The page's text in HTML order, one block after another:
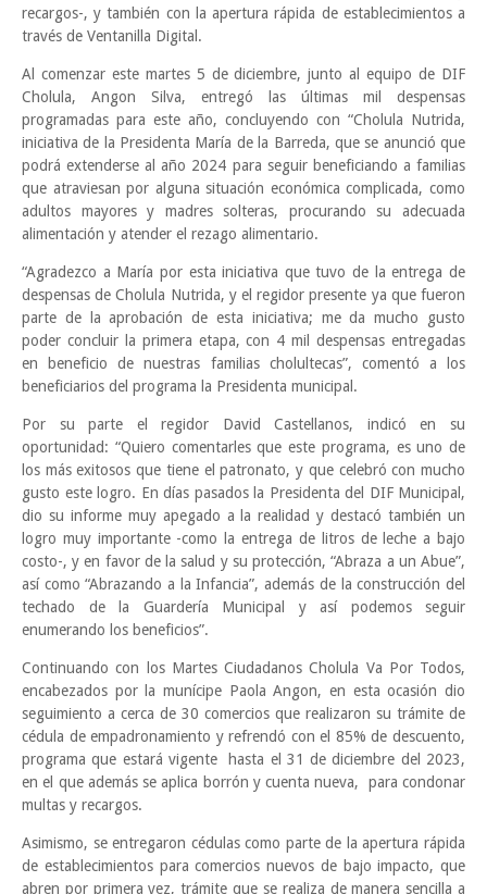
recargos-, y también con la apertura rápida de establecimientos a
través de Ventanilla Digital.
Al comenzar este martes 5 de diciembre, junto al equipo de DIF
Cholula, Angon Silva, entregó las últimas mil despensas
programadas para este año, concluyendo con “Cholula Nutrida,
iniciativa de la Presidenta María de la Barreda, que se anunció que
podrá extenderse al año 2024 para seguir beneficiando a familias
que atraviesan por alguna situación económica complicada, como
adultos mayores y madres solteras, procurando su adecuada
alimentación y atender el rezago alimentario.
“Agradezco a María por esta iniciativa que tuvo de la entrega de
despensas de Cholula Nutrida, y el regidor presente ya que fueron
parte de la aprobación de esta iniciativa; me da mucho gusto
poder concluir la primera etapa, con 4 mil despensas entregadas
en beneficio de nuestras familias cholultecas”, comentó a los
beneficiarios del programa la Presidenta municipal.
Por su parte el regidor David Castellanos, indicó en su
oportunidad: “Quiero comentarles que este programa, es uno de
los más exitosos que tiene el patronato, y que celebró con mucho
gusto este logro. En días pasados la Presidenta del DIF Municipal,
dio su informe muy apegado a la realidad y destacó también un
logro muy importante -como la entrega de litros de leche a bajo
costo-, y en favor de la salud y su protección, “Abraza a un Abue”,
así como “Abrazando a la Infancia”, además de la construcción del
techado de la Guardería Municipal y así podemos seguir
enumerando los beneficios”.
Continuando con los Martes Ciudadanos Cholula Va Por Todos,
encabezados por la munícipe Paola Angon, en esta ocasión dio
seguimiento a cerca de 30 comercios que realizaron su trámite de
cédula de empadronamiento y refrendó con el 85% de descuento,
programa que estará vigente hasta el 31 de diciembre del 2023,
en el que además se aplica borrón y cuenta nueva, para condonar
multas y recargos.
Asimismo, se entregaron cédulas como parte de la apertura rápida
de establecimientos para comercios nuevos de bajo impacto, que
abren por primera vez, trámite que se realiza de manera sencilla a